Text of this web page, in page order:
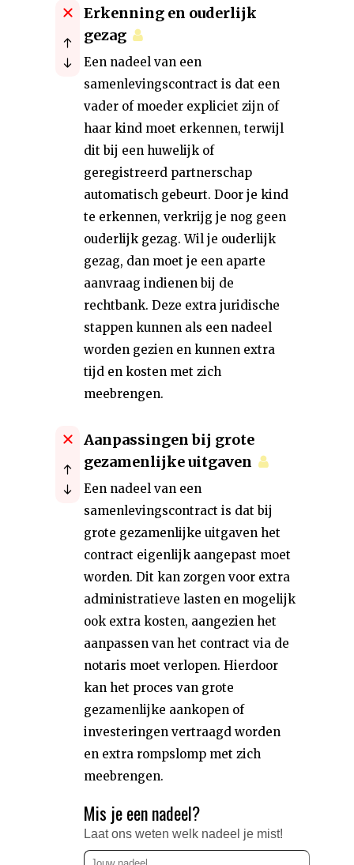
Erkenning en ouderlijk
gezag
Een nadeel van een
samenlevingscontract is dat een
vader of moeder expliciet zijn of
haar kind moet erkennen, terwijl
dit bij een huwelijk of
geregistreerd partnerschap
automatisch gebeurt. Door je kind
te erkennen, verkrijg je nog geen
ouderlijk gezag. Wil je ouderlijk
gezag, dan moet je een aparte
aanvraag indienen bij de
rechtbank. Deze extra juridische
stappen kunnen als een nadeel
worden gezien en kunnen extra
tijd en kosten met zich
meebrengen.
Aanpassingen bij grote
gezamenlijke uitgaven
Een nadeel van een
samenlevingscontract is dat bij
grote gezamenlijke uitgaven het
contract eigenlijk aangepast moet
worden. Dit kan zorgen voor extra
administratieve lasten en mogelijk
ook extra kosten, aangezien het
aanpassen van het contract via de
notaris moet verlopen. Hierdoor
kan het proces van grote
gezamenlijke aankopen of
investeringen vertraagd worden
en extra rompslomp met zich
meebrengen.
Mis je een nadeel?
Laat ons weten welk nadeel je mist!